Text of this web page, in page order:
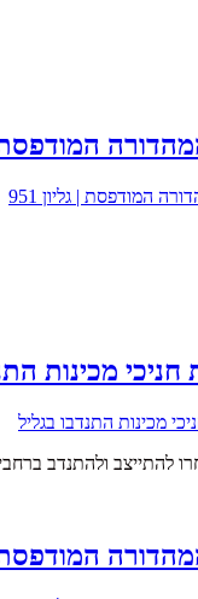
המודפסת |
מכינות
להתייצב ולהתנדב
המודפסת |